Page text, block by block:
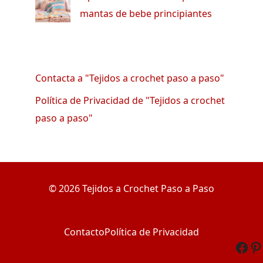
mantas de bebe principiantes
Contacta a "Tejidos a crochet paso a paso"
Política de Privacidad de "Tejidos a crochet
paso a paso"
© 2026 Tejidos a Crochet Paso a Paso
ContactoPolítica de Privacidad